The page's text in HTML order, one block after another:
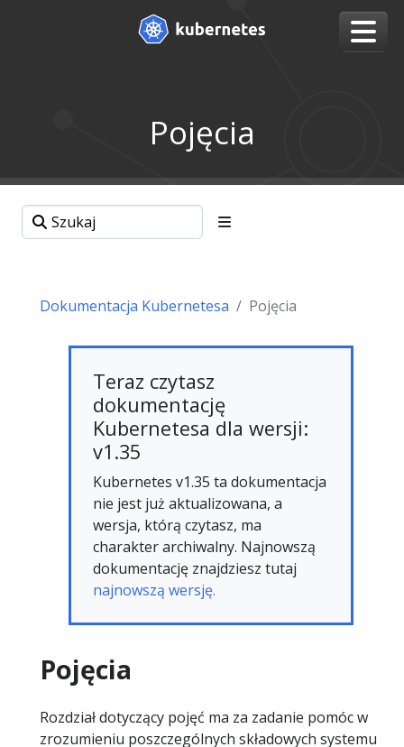
Pojęcia
Dokumentacja Kubernetesa Pojęcia
Teraz czytasz
dokumentację
Kubernetesa dla wersji:
v1.35
Kubernetes v1.35 ta dokumentacja
nie jest już aktualizowana, a
wersja, którą czytasz, ma
charakter archiwalny. Najnowszą
dokumentację znajdziesz tutaj
najnowszą wersję.
Pojęcia
Rozdział dotyczący pojęć ma za zadanie pomóc w
zrozumieniu poszczególnych składowych systemu